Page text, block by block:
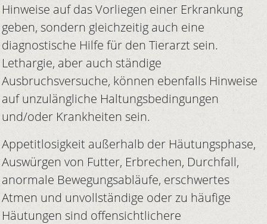
Hinweise auf das Vorliegen einer Erkrankung
geben, sondern gleichzeitig auch eine
diagnostische Hilfe für den Tierarzt sein.
Lethargie, aber auch ständige
Ausbruchsversuche, können ebenfalls Hinweise
auf unzulängliche Haltungsbedingungen
und/oder Krankheiten sein.
Appetitlosigkeit außerhalb der Häutungsphase,
Auswürgen von Futter, Erbrechen, Durchfall,
anormale Bewegungsabläufe, erschwertes
Atmen und unvollständige oder zu häufige
Häutungen sind offensichtlichere